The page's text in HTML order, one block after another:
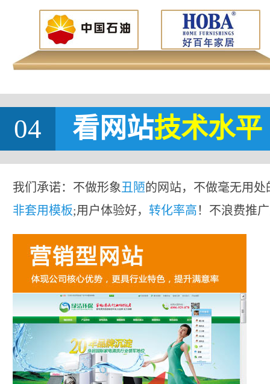
04 看网站技术水平
我们承诺：不做形象丑陋的网站，不做毫无用处
非套用模板;用户体验好， 转化率高！不浪费推